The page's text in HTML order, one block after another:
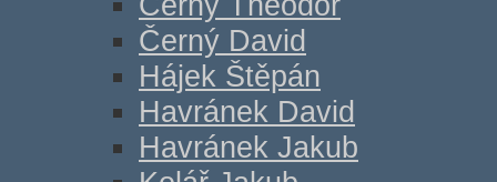
Černý David
Hájek Štěpán
Havránek David
Havránek Jakub